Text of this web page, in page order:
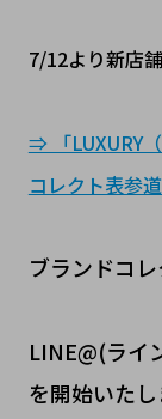
7/12より新店
⇒ 「LUXURY
コレクト表参
ブランドコレ
LINE@(ライ
を開始いたし